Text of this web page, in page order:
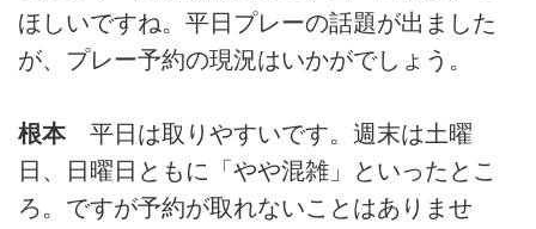
ほしいですね。平日プレーの話題が出ました
が、プレー予約の現況はいかがでしょう。
根本平日は取りやすいです。週末は土曜
日、日曜日ともに「やや混雑」といったとこ
ろ。ですが予約が取れないことはありませ